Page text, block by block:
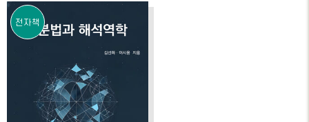
전자책